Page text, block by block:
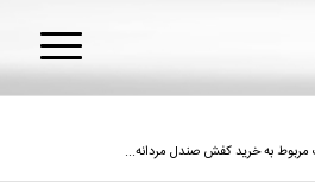
مربوط به خرید کفش صندل مردانه...